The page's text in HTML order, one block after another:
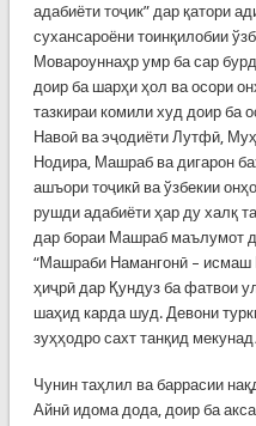
адабиёти тоҷик” дар қатори
сухансароёни тоинқилобии
Мовароуннаҳр умр ба сар
доир ба шарҳи ҳол ва осори
тазкираи комили худ доир ба
Навоӣ ва эҷодиёти Лутфӣ,
Нодира, Машраб ва дигарон
ашъори тоҷикӣ ва ўзбекии
рушди адабиёти ҳар ду халқ
дар бораи Машраб маълумот
“Машраби Намангонӣ – исмаш
ҳиҷрӣ дар Қундуз ба фатвои
шаҳид карда шуд. Девони
зуҳҳодро сахт танқид
Чунин таҳлил ва баррасии
Айнӣ идома дода, доир ба